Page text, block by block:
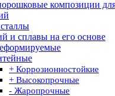
композиции
и сплавы на его основе
+ Коррозионностойкие
+ Высокопрочные
- Жаропрочные